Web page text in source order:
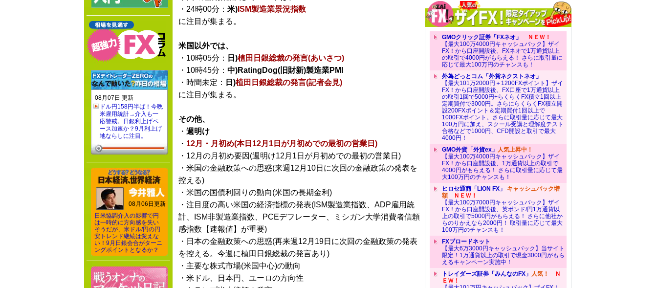
・24時00分： 米) ISM製造業景況指数
に注目が集まる。
米国以外では、
・10時05分：
日)植田日銀総裁の発言(あいさつ)
・10時45分： 中)RatingDog(旧財新)製造業PMI
・時間未定：
日)植田日銀総裁の発言(記者会見)
に注目が集まる。
その他、
・ 週明け
・ 12月・月初め(本日12月1日が月初めでの最初の営業日)
・12月の月初め要因(週明け12月1日が月初めでの最初の営業日)
・米国の金融政策への思惑(来週12月10日に次回の金融政策の発表を
控える)
・米国の国債利回りの動向(米国の長期金利)
・注目度の高い米国の経済指標の発表(ISM製造業指数、ADP雇用統
計、ISM非製造業指数、PCEデフレーター、ミシガン大学消費者信頼
感指数【速報値】が重要)
・日本の金融政策への思惑(再来週12月19日に次回の金融政策の発表
を控える。今週に植田日銀総裁の発言あり)
・主要な株式市場(米国中心)の動向
・米ドル、日本円、ユーロの方向性
GMOクリック証券「FXネオ」
ＮＥＷ！
【最大100万4000円キャッシュバック】ザイ
FX！から口座開設後、FXネオで1万通貨以上
の取引で4000円がもらえる！ さらに取引量に
応じて最大100万円のチャンスも！
外為どっとコム「外貨ネクストネオ」
【最大101万2000円＋1200FXポイント】ザイ
FX！から口座開設後、FX口座で1万通貨以上
の取引1回で5000円+らくらくFX積立1回以上
定期買付で3000円。さらにらくらくFX積立開
設200FXポイント＆定期買付1回以上で
1000FXポイント。さらに取引量に応じて最大
100万円に加え、スクール受講と理解度テスト
合格などで1000円、CFD開設と取引で最大
4000円！
GMO外貨「外貨ex」 人気上昇中！
【最大100万4000円キャッシュバック】ザイ
FX！から口座開設後、1万通貨以上の取引で
4000円がもらえる！ さらに取引量に応じて最
大100万円のチャンスも！
ヒロセ通商「LION FX」 キャッシュバック増
額ＮＥＷ！
【最大100万7000円キャッシュバック】ザイ
FX！から口座開設後、英ポンド/円1万通貨以
上の取引で5000円がもらえる！ さらに他社か
らのりかえなら2000円！ 取引量に応じて最大
100万円のチャンスも！
FXブロードネット
【最大6万3000円キャッシュバック】当サイト
限定！1万通貨以上の取引で現金3000円がもら
えるキャンペーン実施中！
トレイダーズ証券「みんなのFX」 人気！
Ｎ
ＥＷ！
08月07日 更新
ドル円158円半ば！今晩
米雇用統計→介入も一
応警戒。日銀利上げペ
ース加速か？9月利上げ
地ならしに注目。
08月06日更新
日米協調介入の影響で円
は一時的に方向感を失い
そうだが、米ドル/円の円
安トレンド継続は変えな
い！9月日銀会合がターニ
ングポイントとなるか？